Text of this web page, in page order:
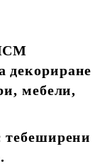
декориране
мебели,
тебеширени